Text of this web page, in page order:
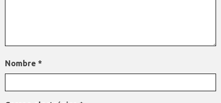
Nombre *